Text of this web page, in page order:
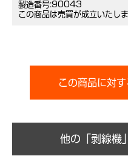
製造番号:90043
この商品は売買が成立いたしま
この商品に対
他の「剥線機